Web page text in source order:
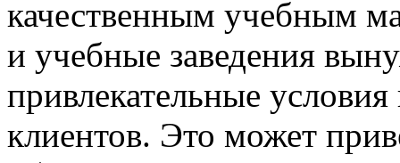
качественным учебным
и учебные заведения
привлекательные
клиентов. Это может